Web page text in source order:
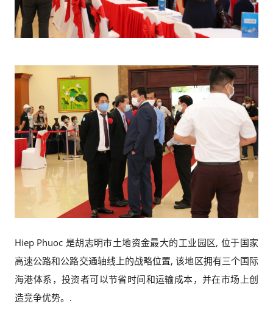
Hiep Phuoc 是胡志明市土地资金最大的工业园区, 位于国家
高速公路和公路交通轴线上的战略位置, 该地区拥有三个国际
海港体系，投资者可以节省时间和运输成本，并在市场上创
造竞争优势。.